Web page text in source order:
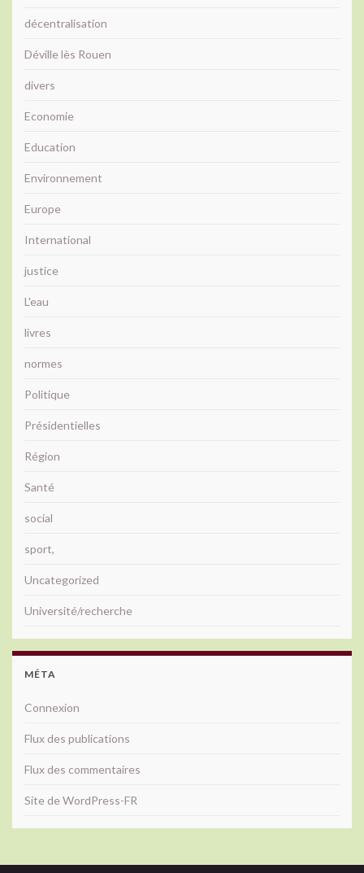
décentralisation
Déville lès Rouen
divers
Economie
Education
Environnement
Europe
International
justice
L'eau
livres
normes
Politique
Présidentielles
Région
Santé
social
sport,
Uncategorized
Université/recherche
MÉTA
Connexion
Flux des publications
Flux des commentaires
Site de WordPress-FR